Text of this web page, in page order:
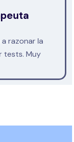
razonar la
tests. Muy